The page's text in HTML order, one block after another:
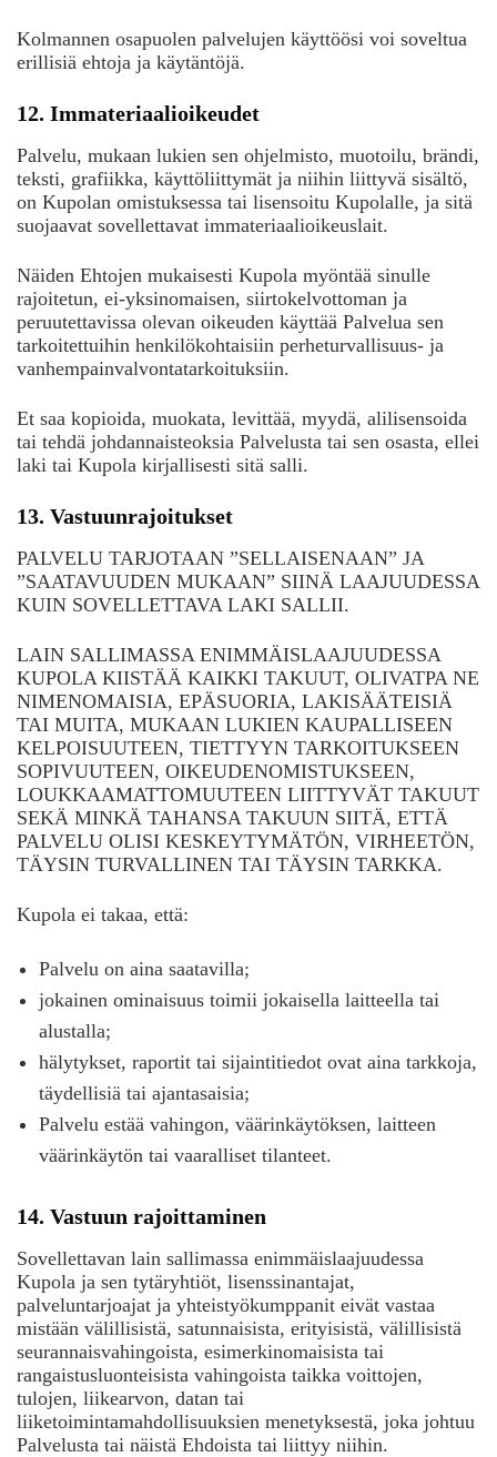
Kolmannen osapuolen palvelujen käyttöösi voi soveltua
erillisiä ehtoja ja käytäntöjä.
12. Immateriaalioikeudet
Palvelu, mukaan lukien sen ohjelmisto, muotoilu, brändi,
teksti, grafiikka, käyttöliittymät ja niihin liittyvä sisältö,
on Kupolan omistuksessa tai lisensoitu Kupolalle, ja sitä
suojaavat sovellettavat immateriaalioikeuslait.
Näiden Ehtojen mukaisesti Kupola myöntää sinulle
rajoitetun, ei-yksinomaisen, siirtokelvottoman ja
peruutettavissa olevan oikeuden käyttää Palvelua sen
tarkoitettuihin henkilökohtaisiin perheturvallisuus- ja
vanhempainvalvontatarkoituksiin.
Et saa kopioida, muokata, levittää, myydä, alilisensoida
tai tehdä johdannaisteoksia Palvelusta tai sen osasta, ellei
laki tai Kupola kirjallisesti sitä salli.
13. Vastuunrajoitukset
PALVELU TARJOTAAN ”SELLAISENAAN” JA
”SAATAVUUDEN MUKAAN” SIINÄ LAAJUUDESSA
KUIN SOVELLETTAVA LAKI SALLII.
LAIN SALLIMASSA ENIMMÄISLAAJUUDESSA
KUPOLA KIISTÄÄ KAIKKI TAKUUT, OLIVATPA NE
NIMENOMAISIA, EPÄSUORIA, LAKISÄÄTEISIÄ
TAI MUITA, MUKAAN LUKIEN KAUPALLISEEN
KELPOISUUTEEN, TIETTYYN TARKOITUKSEEN
SOPIVUUTEEN, OIKEUDENOMISTUKSEEN,
LOUKKAAMATTOMUUTEEN LIITTYVÄT TAKUUT
SEKÄ MINKÄ TAHANSA TAKUUN SIITÄ, ETTÄ
PALVELU OLISI KESKEYTYMÄTÖN, VIRHEETÖN,
TÄYSIN TURVALLINEN TAI TÄYSIN TARKKA.
Kupola ei takaa, että:
Palvelu on aina saatavilla;
jokainen ominaisuus toimii jokaisella laitteella tai
alustalla;
hälytykset, raportit tai sijaintitiedot ovat aina tarkkoja,
täydellisiä tai ajantasaisia;
Palvelu estää vahingon, väärinkäytöksen, laitteen
väärinkäytön tai vaaralliset tilanteet.
14. Vastuun rajoittaminen
Sovellettavan lain sallimassa enimmäislaajuudessa
Kupola ja sen tytäryhtiöt, lisenssinantajat,
palveluntarjoajat ja yhteistyökumppanit eivät vastaa
mistään välillisistä, satunnaisista, erityisistä, välillisistä
seurannaisvahingoista, esimerkinomaisista tai
rangaistusluonteisista vahingoista taikka voittojen,
tulojen, liikearvon, datan tai
liiketoimintamahdollisuuksien menetyksestä, joka johtuu
Palvelusta tai näistä Ehdoista tai liittyy niihin.